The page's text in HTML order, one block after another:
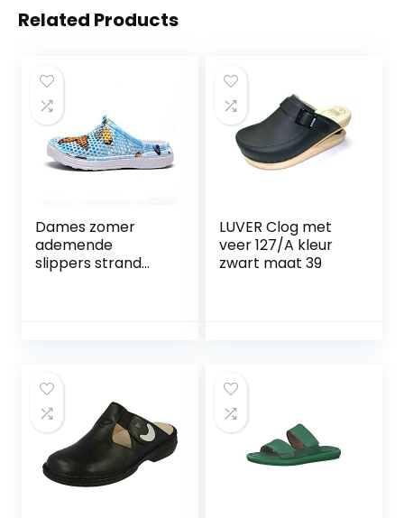
Related Products
Dames zomer
ademende
slippers strand
LUVER Clog met
veer 127/A kleur
zwart maat 39